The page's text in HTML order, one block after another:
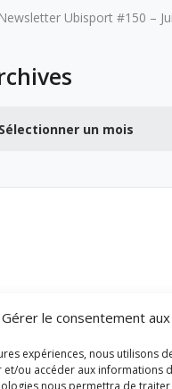
Gérer le consentement
expériences, nous utilisons
ou accéder aux informations
nous permettra de
Newsletter Ubisport #150 –